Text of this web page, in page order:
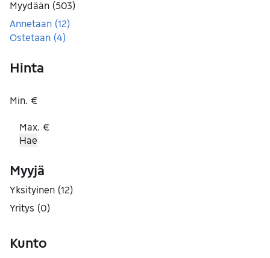
Myydään (503)
Annetaan (12)
Ostetaan (4)
Hinta
Min. €
Max. €
Hae
Myyjä
Yksityinen (12)
Yritys (0)
Kunto